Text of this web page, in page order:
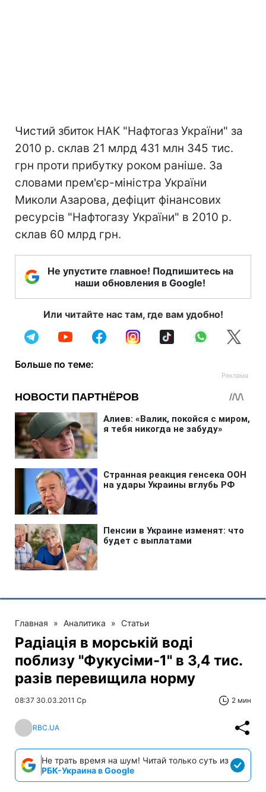
Чистий збиток НАК "Нафтогаз України" за
2010 р. склав 21 млрд 431 млн 345 тис.
грн проти прибутку роком раніше. За
словами прем'єр-міністра України
Миколи Азарова, дефіцит фінансових
ресурсів "Нафтогазу України" в 2010 р.
склав 60 млрд грн.
Не упустите главное! Подпишитесь на
наши обновления в Google!
Или читайте нас там, где вам удобно!
Больше по теме:
Главная » Аналитика » Статьи
Радіація в морській воді
поблизу "Фукусіми-1" в 3,4 тис.
разів перевищила норму
08:37 30.03.2011 Ср 2 мин
RBC.UA
Не трать время на шум! Читай только суть из
РБК-Украина в Google